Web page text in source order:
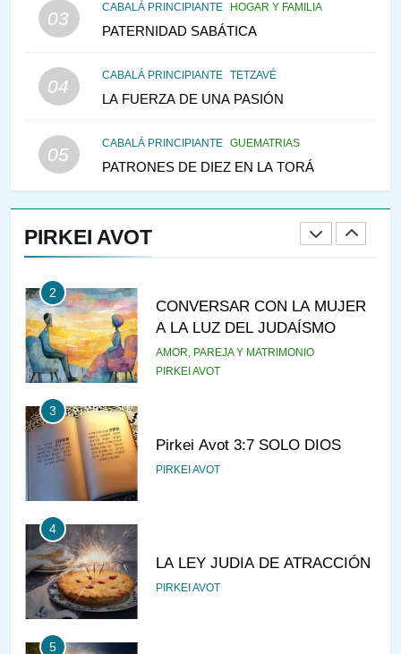
03
CABALÁ PRINCIPIANTE HOGAR Y FAMILIA
PATERNIDAD SABÁTICA
04
CABALÁ PRINCIPIANTE TETZAVÉ
LA FUERZA DE UNA PASIÓN
05
CABALÁ PRINCIPIANTE GUEMATRIAS
PATRONES DE DIEZ EN LA TORÁ
PIRKEI AVOT
VEAMOS ¿POR QUÉ
IEHOSHÚA? Y LA QUEJA DE
1
RAZI ¿QUIÉN ES SABIO?
2
CONVERSAR CON LA MUJER
A LA LUZ DEL JUDAÍSMO
AMOR, PAREJA Y MATRIMONIO
PIRKEI AVOT
3
Pirkei Avot 3:7 SOLO DIOS
PIRKEI AVOT
4
LA LEY JUDIA DE ATRACCIÓN
PIRKEI AVOT
5